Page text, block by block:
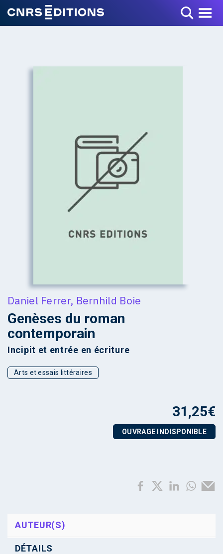
Toggle Menu
Daniel Ferrer, Bernhild Boie
Genèses du roman
contemporain
Incipit et entrée en écriture
Arts et essais littéraires
31,25€
OUVRAGE INDISPONIBLE
AUTEUR(S)
DÉTAILS